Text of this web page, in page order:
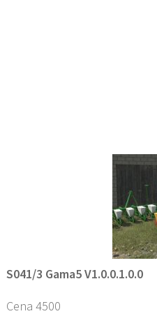
S041/3 Gama5 V1.0.0.1.0.0
Cena 4500